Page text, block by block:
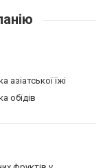
азіатської їжі
обідів